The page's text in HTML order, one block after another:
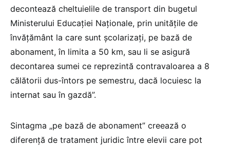
decontează cheltuielile de transport din bugetul
Ministerului Educaţiei Naţionale, prin unităţile de
învăţământ la care sunt şcolarizaţi, pe bază de
abonament, în limita a 50 km, sau li se asigură
decontarea sumei ce reprezintă contravaloarea a 8
călătorii dus-întors pe semestru, dacă locuiesc la
internat sau în gazdă”.
Sintagma „pe bază de abonament” creează o
diferenţă de tratament juridic între elevii care pot